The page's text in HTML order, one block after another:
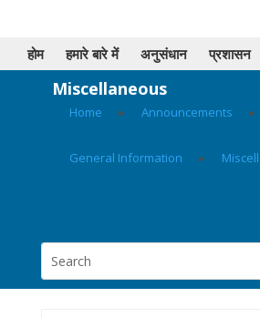
होम हमारे बारे में अनुसंधान प्रशासन
Miscellaneous
Home ▸ Announcements ▸
General Information ▸